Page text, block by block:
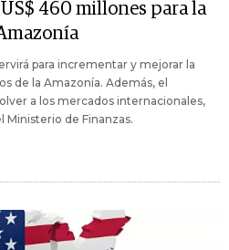
460 millones para la
para incrementar y mejorar la
de la Amazonía. Además, el
a los mercados internacionales,
Ministerio de Finanzas.